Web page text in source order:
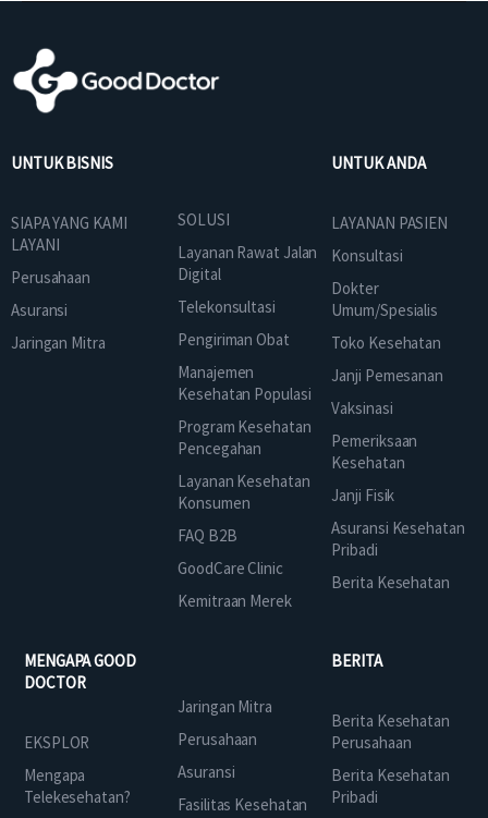
UNTUK BISNIS
SIAPA YANG KAMI
LAYANI
Perusahaan
Asuransi
Jaringan Mitra
SOLUSI
Layanan Rawat Jalan
Digital
Telekonsultasi
Pengiriman Obat
Manajemen
Kesehatan Populasi
Program Kesehatan
Pencegahan
Layanan Kesehatan
Konsumen
FAQ B2B
GoodCare Clinic
Kemitraan Merek
UNTUK ANDA
LAYANAN PASIEN
Konsultasi
Dokter
Umum/Spesialis
Toko Kesehatan
Janji Pemesanan
Vaksinasi
Pemeriksaan
Kesehatan
Janji Fisik
Asuransi Kesehatan
Pribadi
Berita Kesehatan
MENGAPA GOOD
DOCTOR
EKSPLOR
Mengapa
Telekesehatan?
Jaringan Mitra
Perusahaan
Asuransi
Fasilitas Kesehatan
BERITA
Berita Kesehatan
Perusahaan
Berita Kesehatan
Pribadi